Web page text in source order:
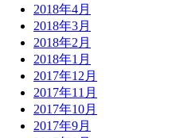
2018年4月
2018年3月
2018年2月
2018年1月
2017年12月
2017年11月
2017年10月
2017年9月